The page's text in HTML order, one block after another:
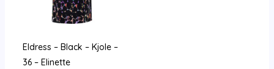
Eldress – Black – Kjole –
36 – Elinette